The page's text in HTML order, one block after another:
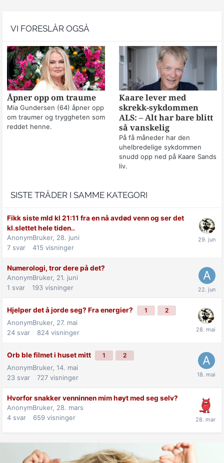
VI FORESLÅR OGSÅ
Åpner opp om traume
Mia Gundersen (64) åpner opp
om traumer og tryggheten som
reddet henne.
Kaare lever med
skrekk-sykdommen
ALS: – Alt har bare blitt
så vanskelig
På få måneder har den
uhelbredelige sykdommen
snudd opp ned på Kaare Sands
liv.
SISTE TRÅDER I SAMME KATEGORI
Fikk siste mld kl 21:11 fra en nå avdød venn og ser det
kl.slettet hele tiden..
AnonymBruker, 28. juni
7 svar 415 visninger
Numerologi, tror dere på det?
AnonymBruker, 21. juni
1 svar 193 visninger
Hjelper det å jorde seg? Fra energier? 1 2
AnonymBruker, 27. mai
24 svar 824 visninger
Orb ble filmet i huset mitt 1 2
AnonymBruker, 14. mai
23 svar 727 visninger
Hvorfor snakker venninnen mim høyt med seg selv?
AnonymBruker, 28. mars
4 svar 659 visninger